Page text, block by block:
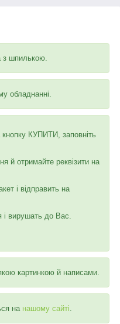
з шпилькою.
обладнанні.
кнопку КУПИТИ, заповніть
й отримайте реквізити на
і відправить на
і вирушать до Вас.
картинкою й написами.
на нашому сайті